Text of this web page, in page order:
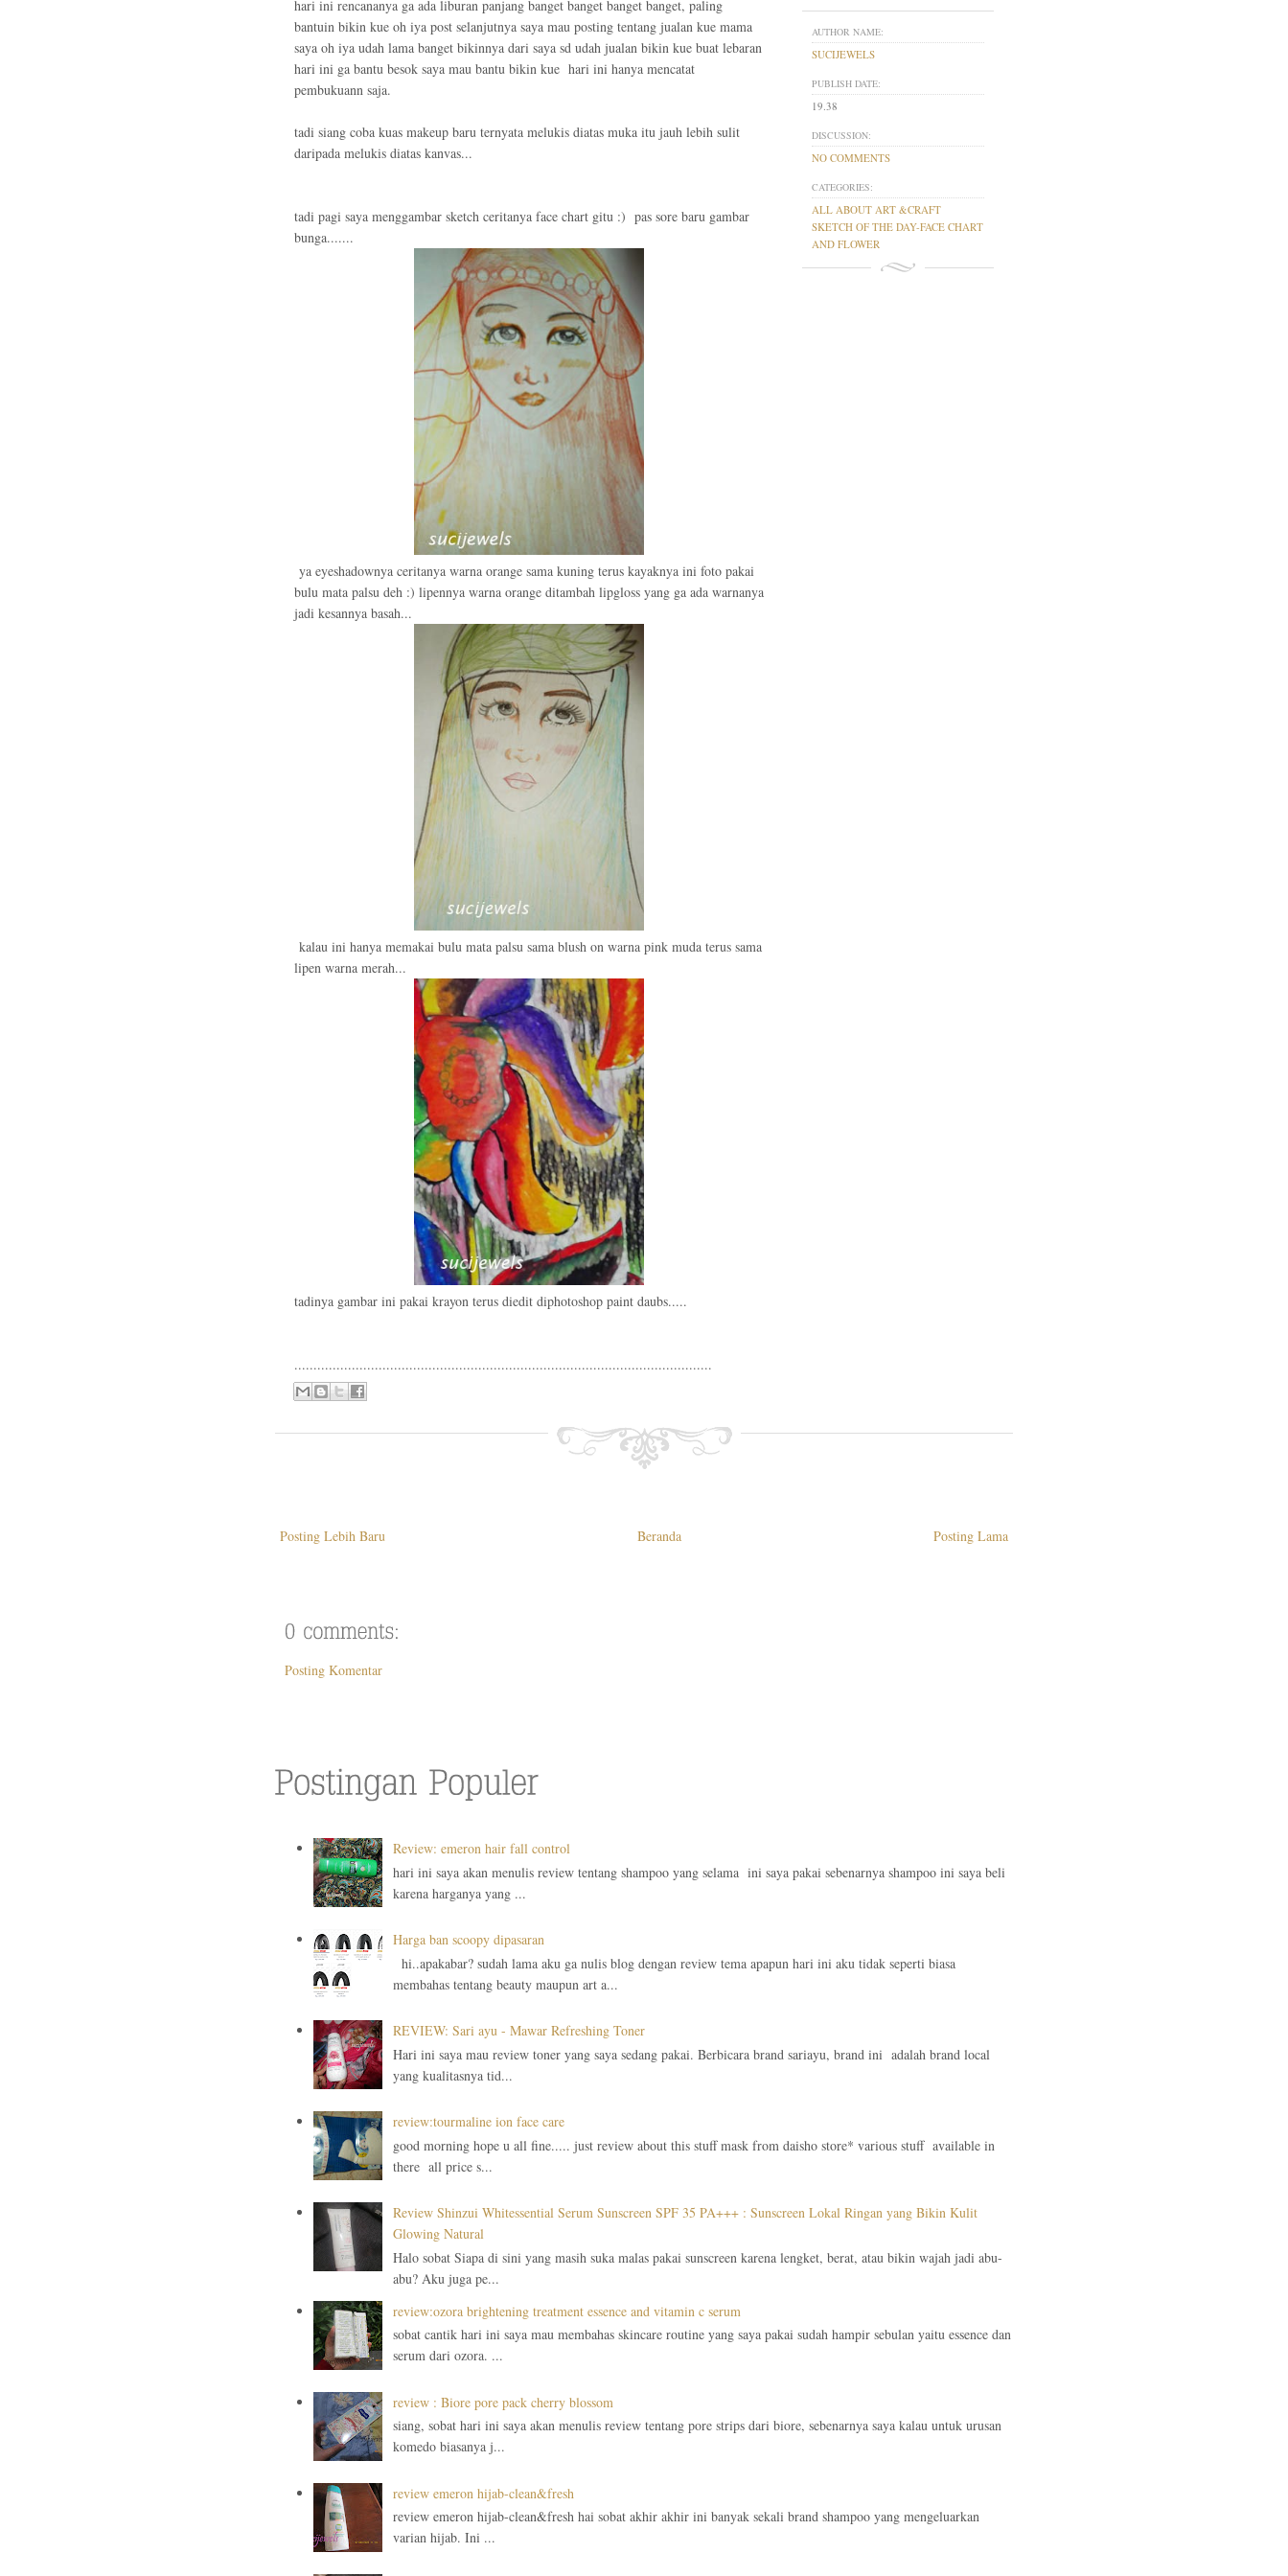
hari ini rencananya ga ada liburan panjang banget banget banget banget, paling
bantuin bikin kue oh iya post selanjutnya saya mau posting tentang jualan kue mama
saya oh iya udah lama banget bikinnya dari saya sd udah jualan bikin kue buat lebaran
hari ini ga bantu besok saya mau bantu bikin kue hari ini hanya mencatat
pembukuann saja.
tadi siang coba kuas makeup baru ternyata melukis diatas muka itu jauh lebih sulit
daripada melukis diatas kanvas...
tadi pagi saya menggambar sketch ceritanya face chart gitu :) pas sore baru gambar
bunga.......
ya eyeshadownya ceritanya warna orange sama kuning terus kayaknya ini foto pakai
bulu mata palsu deh :) lipennya warna orange ditambah lipgloss yang ga ada warnanya
jadi kesannya basah...
kalau ini hanya memakai bulu mata palsu sama blush on warna pink muda terus sama
lipen warna merah...
tadinya gambar ini pakai krayon terus diedit diphotoshop paint daubs.....
.............................................................................................................
AUTHOR NAME:
SUCIJEWELS
PUBLISH DATE:
19.38
DISCUSSION:
NO COMMENTS
CATEGORIES:
ALL ABOUT ART &CRAFT
SKETCH OF THE DAY-FACE CHART
AND FLOWER
Posting Lebih Baru Posting Lama
Beranda
Posting Komentar
Review: emeron hair fall control
hari ini saya akan menulis review tentang shampoo yang selama ini saya pakai sebenarnya shampoo ini saya beli
karena harganya yang ...
Harga ban scoopy dipasaran
hi..apakabar? sudah lama aku ga nulis blog dengan review tema apapun hari ini aku tidak seperti biasa
membahas tentang beauty maupun art a...
REVIEW: Sari ayu - Mawar Refreshing Toner
Hari ini saya mau review toner yang saya sedang pakai. Berbicara brand sariayu, brand ini adalah brand local
yang kualitasnya tid...
review:tourmaline ion face care
good morning hope u all fine..... just review about this stuff mask from daisho store* various stuff available in
there all price s...
Review Shinzui Whitessential Serum Sunscreen SPF 35 PA+++ : Sunscreen Lokal Ringan yang Bikin Kulit
Glowing Natural
Halo sobat Siapa di sini yang masih suka malas pakai sunscreen karena lengket, berat, atau bikin wajah jadi abu-
abu? Aku juga pe...
review:ozora brightening treatment essence and vitamin c serum
sobat cantik hari ini saya mau membahas skincare routine yang saya pakai sudah hampir sebulan yaitu essence dan
serum dari ozora. ...
review : Biore pore pack cherry blossom
siang, sobat hari ini saya akan menulis review tentang pore strips dari biore, sebenarnya saya kalau untuk urusan
komedo biasanya j...
review emeron hijab-clean&fresh
review emeron hijab-clean&fresh hai sobat akhir akhir ini banyak sekali brand shampoo yang mengeluarkan
varian hijab. Ini ...